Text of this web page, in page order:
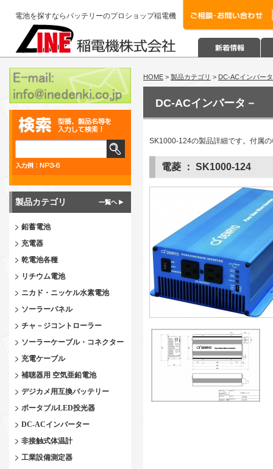
電池を探すならバッテリーのプロショップ稲電機
製品カテゴリ
鉛蓄電池
充電器
乾電池各種
リチウム電池
ニカド・ニッケル水素電池
ソーラーパネル
チャ－ジコントローラー
ソーラーケーブル・コネクター
充電ケーブル
補聴器用 空気亜鉛電池
デジカメ用互換バッテリー
ポータブルLED投光器
DC-ACインバーター
非接触式体温計
工業設備測定器
HOME > 製品カテゴリ > DC-ACインバー
DC-ACインバータ－
SK1000-124の製品詳細です。付属
電菱 ： SK1000-124